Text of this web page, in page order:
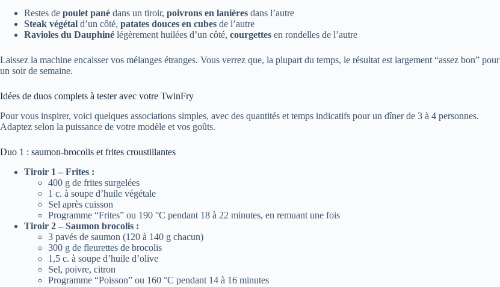
Restes de poulet pané dans un tiroir, poivrons en lanières dans l’autre
Steak végétal d’un côté, patates douces en cubes de l’autre
Ravioles du Dauphiné légèrement huilées d’un côté, courgettes en rondelles de l’autre
Laissez la machine encaisser vos mélanges étranges. Vous verrez que, la plupart du temps, le résultat est largement “assez bon” pour
un soir de semaine.
Idées de duos complets à tester avec votre TwinFry
Pour vous inspirer, voici quelques associations simples, avec des quantités et temps indicatifs pour un dîner de 3 à 4 personnes.
Adaptez selon la puissance de votre modèle et vos goûts.
Duo 1 : saumon-brocolis et frites croustillantes
Tiroir 1 – Frites :
400 g de frites surgelées
1 c. à soupe d’huile végétale
Sel après cuisson
Programme “Frites” ou 190 °C pendant 18 à 22 minutes, en remuant une fois
Tiroir 2 – Saumon brocolis :
3 pavés de saumon (120 à 140 g chacun)
300 g de fleurettes de brocolis
1,5 c. à soupe d’huile d’olive
Sel, poivre, citron
Programme “Poisson” ou 160 °C pendant 14 à 16 minutes